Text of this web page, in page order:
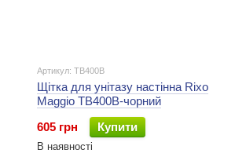
Артикул: TB400B
Щітка для унітазу настінна Rixo
Maggio TB400B-чорний
605 грн
Купити
В наявності